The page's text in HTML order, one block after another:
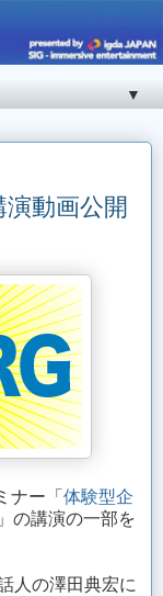
▼
動画公開
ナー「 体験型企
」の講演の一部を
人の澤田典宏に